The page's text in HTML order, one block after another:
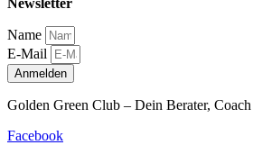
Newsletter
Name
E-Mail
Anmelden
Golden Green Club – Dein Berater,
Facebook